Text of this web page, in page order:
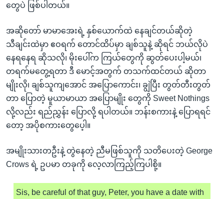
တွေပဲ ဖြစ်ပါတယ်။
အဆိုတော် မာမာအေးရဲ့ နှစ်ယောက်ထဲ နေချင်တယ်ဆိုတဲ့
သီချင်းထဲမှာ ဧဝရက် တောင်ထိပ်မှာ ချစ်သူနဲ့ ဆိုရင် ဘယ်လိုပဲ
နေရနေရ ဆိုသလို၊ မိုးပေါ်က ကြယ်တွေကို ဆွတ်ပေးပါ့မယ်၊
တရက်မတွေ့ရတာ ဒီ မောင့်အတွက် တသက်ထင်တယ် ဆိုတာ
မျိုးလို၊ ချစ်သူကျအောင် အပြောကောင်း၊ ချွဲပြီး တွတ်တီးတွတ်
တာ ပြောတဲ့ မူယာမာယာ အပြောမျိုး တွေကို Sweet Nothings
လို့လည်း ရည်ညွှန်း ပြောလို့ ရပါတယ်။ ဘန်းစကားနဲ့ ပြောရရင်
တော့ အပိုစကားတွေပေ့ါ။
အမျိုးသားတဦးနဲ့ တွဲနေတဲ့ ညီမဖြစ်သူကို သတိပေးတဲ့ George
Crows ရဲ့ ဥပမာ တခုကို လေ့လာကြည့်ကြပါစို့။
Sis, be careful of that guy, Peter, you have a date with